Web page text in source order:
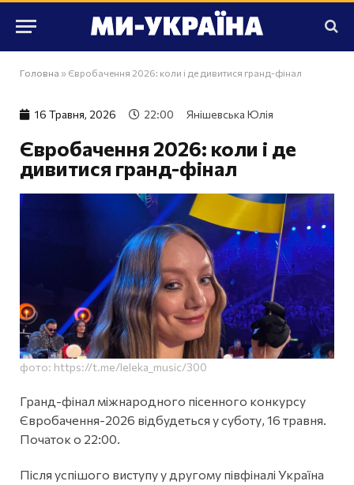
Головна » Євробачення 2026: коли і де дивитися гранд-фінал
16 Травня, 2026 22:00 Янішевська Юлія
Євробачення 2026: коли і де
дивитися гранд-фінал
фото: https://t.me/leleka_music/300
Гранд-фінал міжнародного пісенного конкурсу
Євробачення-2026 відбудеться у суботу, 16 травня.
Початок о 22:00.
Після успішого виступу у другому півфіналі Україна